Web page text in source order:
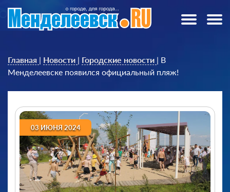
Главная | Новости | Городские новости | В
Менделеевске появился официальный пляж!
03 ИЮНЯ 2024